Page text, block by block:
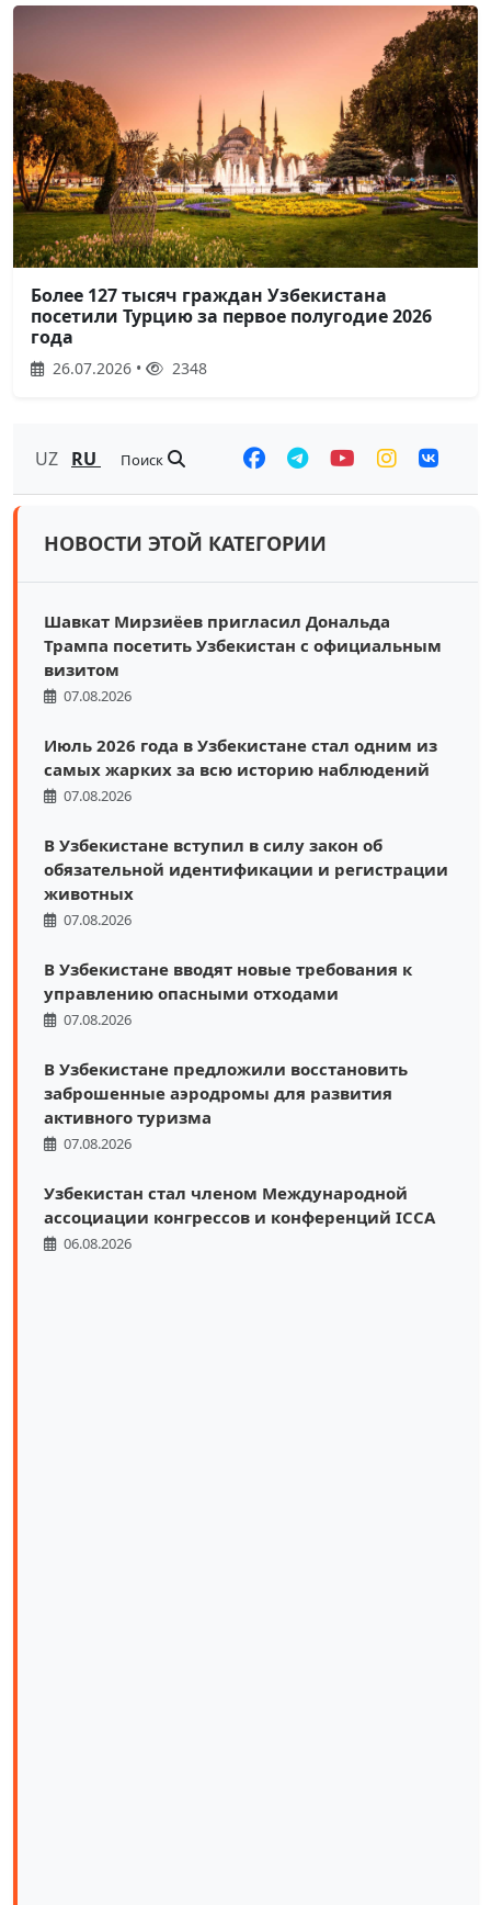
Более 127 тысяч граждан Узбекистана
посетили Турцию за первое полугодие 2026
года
26.07.2026 • 2348
UZ RU Поиск
НОВОСТИ ЭТОЙ КАТЕГОРИИ
Шавкат Мирзиёев пригласил Дональда
Трампа посетить Узбекистан с официальным
визитом
07.08.2026
Июль 2026 года в Узбекистане стал одним из
самых жарких за всю историю наблюдений
07.08.2026
В Узбекистане вступил в силу закон об
обязательной идентификации и регистрации
животных
07.08.2026
В Узбекистане вводят новые требования к
управлению опасными отходами
07.08.2026
В Узбекистане предложили восстановить
заброшенные аэродромы для развития
активного туризма
07.08.2026
Узбекистан стал членом Международной
ассоциации конгрессов и конференций ICCA
06.08.2026